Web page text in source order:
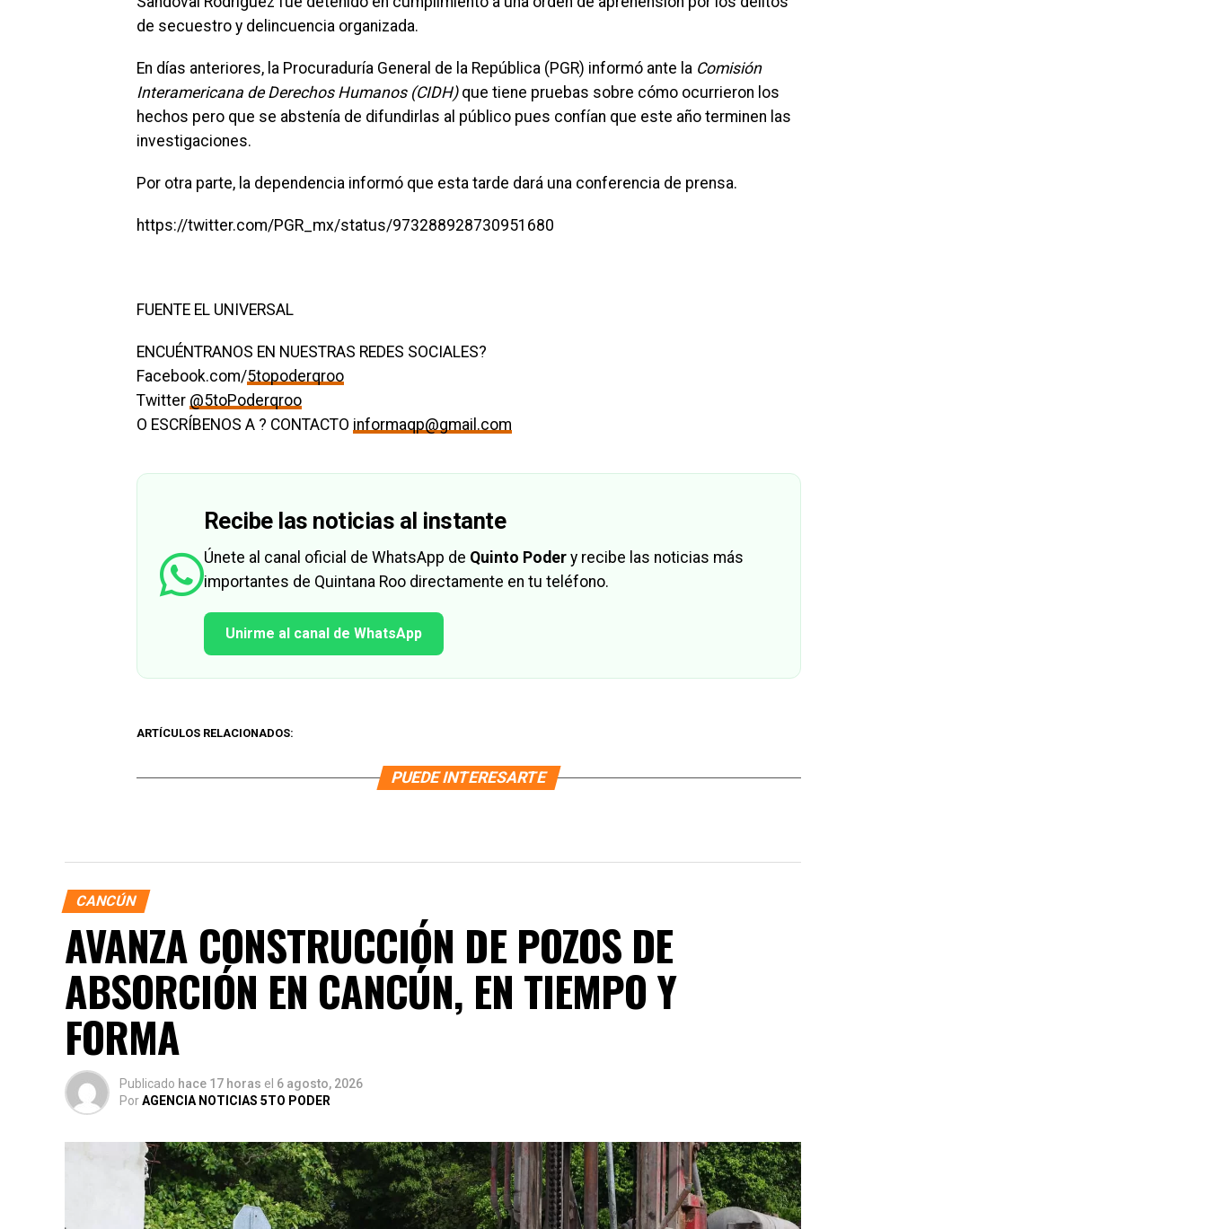
de secuestro y delincuencia organizada.
En días anteriores, la Procuraduría General de la República (PGR) informó ante la Comisión
Interamericana de Derechos Humanos (CIDH) que tiene pruebas sobre cómo ocurrieron los
hechos pero que se abstenía de difundirlas al público pues confían que este año terminen las
investigaciones.
Por otra parte, la dependencia informó que esta tarde dará una conferencia de prensa.
https://twitter.com/PGR_mx/status/973288928730951680
FUENTE EL UNIVERSAL
ENCUÉNTRANOS EN NUESTRAS REDES SOCIALES?
Facebook.com/5topoderqroo
Twitter @5toPoderqroo
O ESCRÍBENOS A ? CONTACTO informaqp@gmail.com
Recibe las noticias al instante
Únete al canal oficial de WhatsApp de Quinto Poder y recibe las noticias más
importantes de Quintana Roo directamente en tu teléfono.
Unirme al canal de WhatsApp
ARTÍCULOS RELACIONADOS:
PUEDE INTERESARTE
CANCÚN
AVANZA CONSTRUCCIÓN DE POZOS DE
ABSORCIÓN EN CANCÚN, EN TIEMPO Y
FORMA
Publicado hace 17 horas el 6 agosto, 2026
PorAGENCIA NOTICIAS 5TO PODER